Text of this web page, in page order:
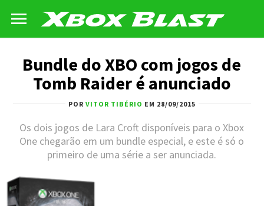
Bundle do XBO com jogos de
Tomb Raider é anunciado
POR VITOR TIBÉRIO EM 28/09/2015
Os dois jogos de Lara Croft disponíveis para o Xbox
One chegarão em um bundle especial, e este é só o
primeiro de uma série a ser anunciada.